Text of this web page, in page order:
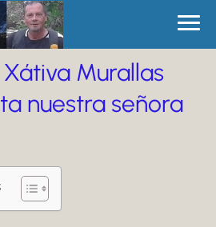
Murallas
nuestra señora